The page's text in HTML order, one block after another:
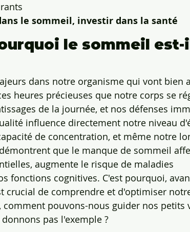
le sommeil, investir dans la santé
le sommeil est-
dans notre organisme qui vont bien
heures précieuses que notre corps se
de la journée, et nos défenses
influence directement notre niveau
de concentration, et même notre
que le manque de sommeil
augmente le risque de maladies
fonctions cognitives. C'est pourquoi,
crucial de comprendre et d'optimiser
pouvons-nous guider nos petits
pas l'exemple ?